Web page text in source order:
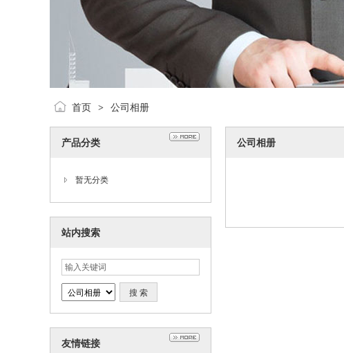
首页 > 公司相册
产品分类
暂无分类
站内搜索
友情链接
公司相册